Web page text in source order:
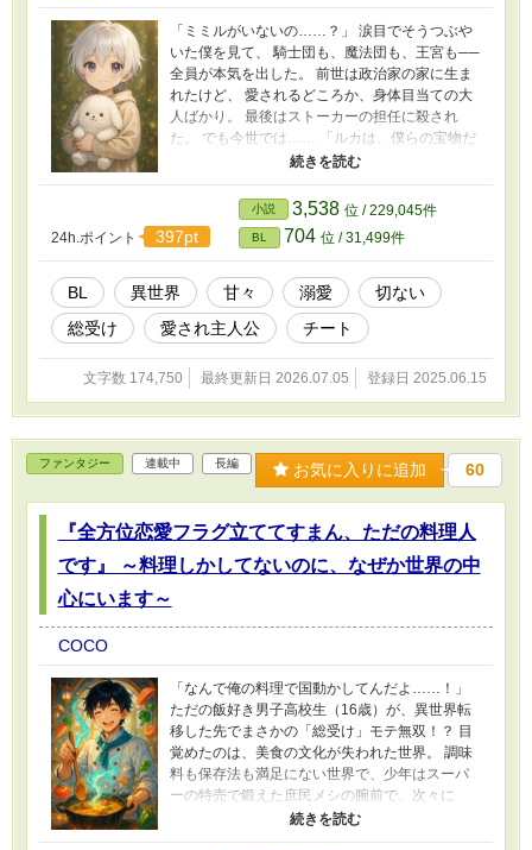
「ミミルがいないの……？」 涙目でそうつぶや
いた僕を見て、 騎士団も、魔法団も、王宮も──
全員が本気を出した。 前世は政治家の家に生ま
れたけど、 愛されるどころか、身体目当ての大
人ばかり。 最後はストーカーの担任に殺され
た。 でも今世では…… 「ルカは、僕らの宝物だ
よ」 目を覚ました僕は、 最強の父と美しい母に
全力で愛されていた。 全員190cm超えの“男しか
いない世界”で、 小柄で可愛い僕（とウサギのぬ
いぐるみ）は、今日も溺愛されてます。 魔法全
属性持ち？ 知識チート？ でも一番すごいのは
── 「ルカ様、可愛すぎて息ができませ
ん……！！」 これは、世界一ちんまい天使が、
世界一愛されるお話。
24h.ポイント 397pt
小説 3,538 位 / 229,045件
BL 704 位 / 31,499件
BL 異世界 甘々 溺愛
切ない
総受け
愛され主人公 チート
文字数 174,750 最終更新日 2026.07.05 登録日 2025.06.15
ファンタジー 連載中 長編 お気に入りに追加 60
『全方位恋愛フラグ立ててすまん、ただの料理人
です』 ～料理しかしてないのに、なぜか世界の中
心にいます～
COCO
「なんで俺の料理で国動かしてんだよ……！」
ただの飯好き男子高校生（16歳）が、異世界転
移した先でまさかの「総受け」モテ無双！？ 目
覚めたのは、美食の文化が失われた世界。 調味
料も保存法も満足にない世界で、少年はスーパ
ーの特売で鍛えた庶民メシの腕前で、次々に
人々の心をつかんでいく。 王子、騎士、魔王、
エルフ、果ては聖獣までも── 「俺の料理を食っ